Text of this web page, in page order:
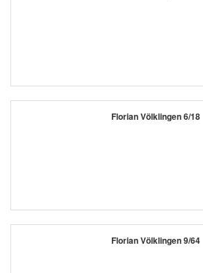
Florian Völklingen 6/18
Florian Völklingen 9/64